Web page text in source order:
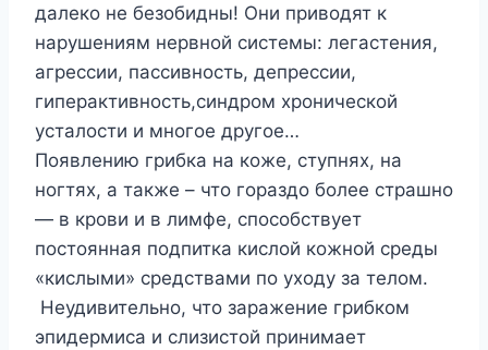
далеко не безобидны! Они приводят к
нарушениям нервной системы: легастения,
агрессии, пассивность, депрессии,
гиперактивность,синдром хронической
усталости и многое другое…
Появлению грибка на коже, ступнях, на
ногтях, а также – что гораздо более страшно
— в крови и в лимфе, способствует
постоянная подпитка кислой кожной среды
«кислыми» средствами по уходу за телом.
Неудивительно, что заражение грибком
эпидермиса и слизистой принимает